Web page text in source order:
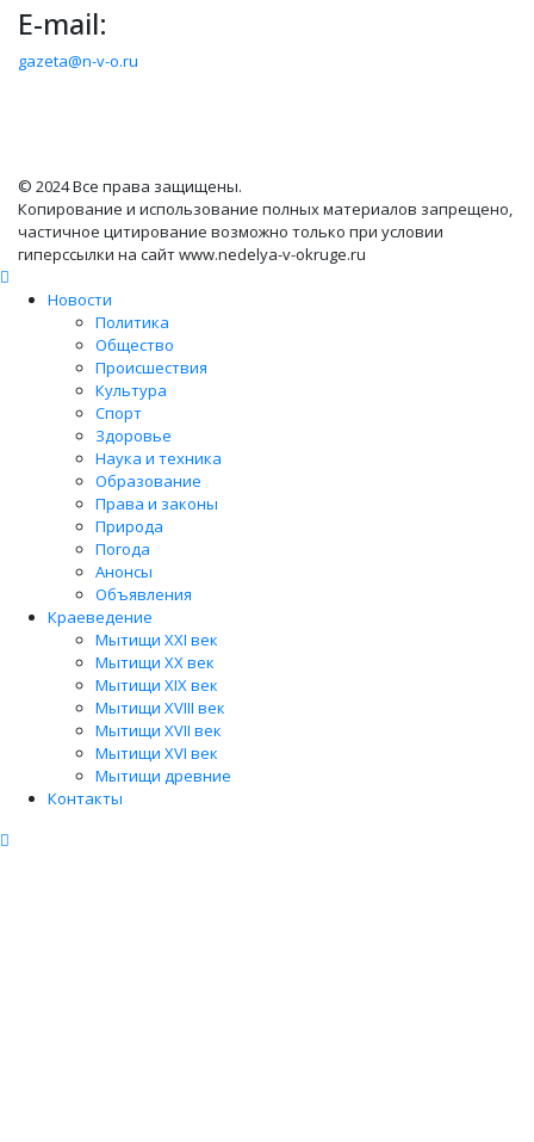
E-mail:
gazeta@n-v-o.ru
© 2024 Все права защищены.
Копирование и использование полных материалов запрещено,
частичное цитирование возможно только при условии
гиперссылки на сайт www.nedelya-v-okruge.ru
Новости
Политика
Общество
Происшествия
Культура
Спорт
Здоровье
Наука и техника
Образование
Права и законы
Природа
Погода
Анонсы
Объявления
Краеведение
Мытищи XXI век
Мытищи XX век
Мытищи XIX век
Мытищи XVIII век
Мытищи XVII век
Мытищи XVI век
Мытищи древние
Контакты